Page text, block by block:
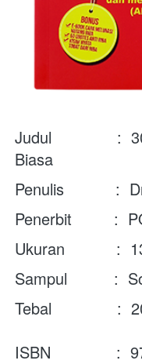
Judul              :
Biasa
Penulis           :
Penerbit         :
Ukuran           :
Sampul          :
Tebal              :
ISBN              :